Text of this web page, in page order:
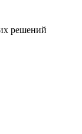
решений